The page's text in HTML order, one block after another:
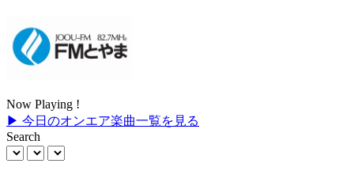
Now Playing !
▶ 今日のオンエア楽曲一覧を見る
Search